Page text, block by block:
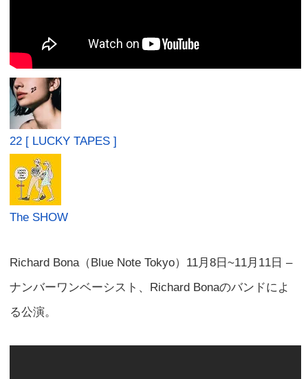
22 [ LUCKY TAPES ]
The SHOW
Richard Bona（Blue Note Tokyo）11月8日~11月11日 –
ナンバーワンベーシスト、Richard Bonaのバンドによ
る公演。